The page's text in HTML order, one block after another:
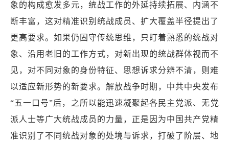
象的构成愈发多元，统战工作的外延持续拓展、内涵不
断丰富，这对精准识别统战成员、扩大覆盖半径提出了
更高要求。如果仍固守传统思维，只盯着熟悉的统战对
象、沿用老旧的工作方式，对新出现的统战群体视而不
见，对不同对象的身份特征、思想诉求分辨不清，则难
以适应新形势的新要求。解放战争时期，中共中央发布
“五一口号”后，之所以能迅速凝聚起各民主党派、无党
派人士等广大统战成员的力量，正是因为中国共产党精
准识别了不同统战对象的处境与诉求，打破了阶层、地